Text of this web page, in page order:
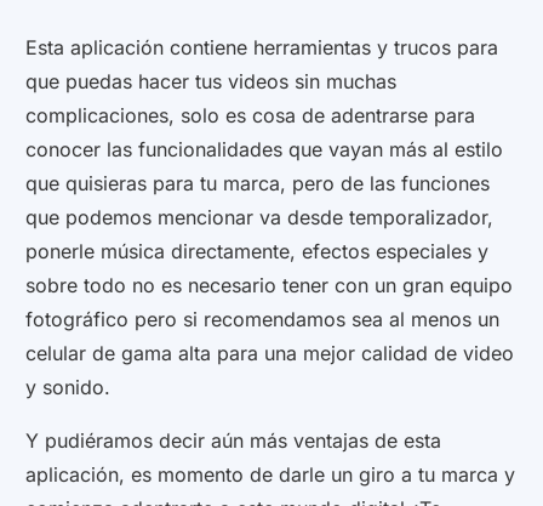
Esta aplicación contiene herramientas y trucos para
que puedas hacer tus videos sin muchas
complicaciones, solo es cosa de adentrarse para
conocer las funcionalidades que vayan más al estilo
que quisieras para tu marca, pero de las funciones
que podemos mencionar va desde temporalizador,
ponerle música directamente, efectos especiales y
sobre todo no es necesario tener con un gran equipo
fotográfico pero si recomendamos sea al menos un
celular de gama alta para una mejor calidad de video
y sonido.
Y pudiéramos decir aún más ventajas de esta
aplicación, es momento de darle un giro a tu marca y